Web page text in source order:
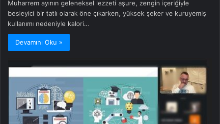
Muharrem ayının geleneksel lezzeti aşure, zengin içeriğiyle
besleyici bir tatlı olarak öne çıkarken, yüksek şeker ve kuruyemiş
kullanımı nedeniyle kalori…
Devamını Oku »